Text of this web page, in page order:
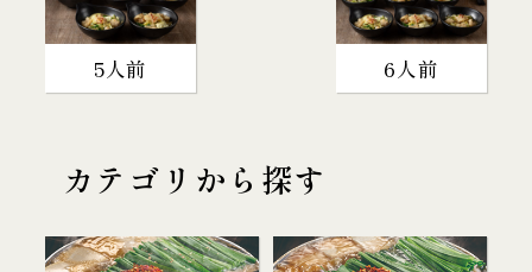
5人前 6人前
カテゴリから探す